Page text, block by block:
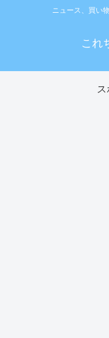
ニュース、買い
これ